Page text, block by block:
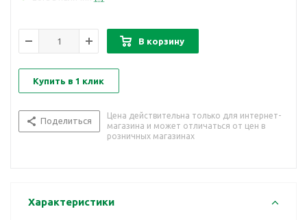
В корзину
Купить в 1 клик
Поделиться
Цена действительна только для интернет-
магазина и может отличаться от цен в
розничных магазинах
Характеристики